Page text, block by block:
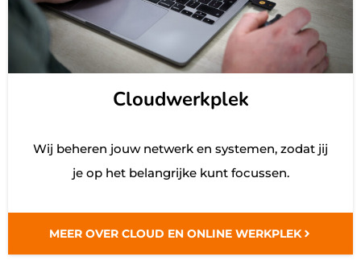
Cloudwerkplek
Wij beheren jouw netwerk en systemen, zodat jij
je op het belangrijke kunt focussen.
MEER OVER CLOUD EN ONLINE WERKPLEK